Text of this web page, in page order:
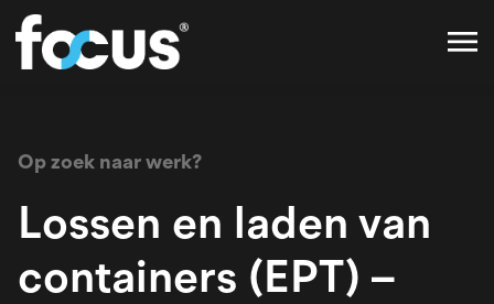
Op zoek naar werk?
Lossen en laden van
containers (EPT) –